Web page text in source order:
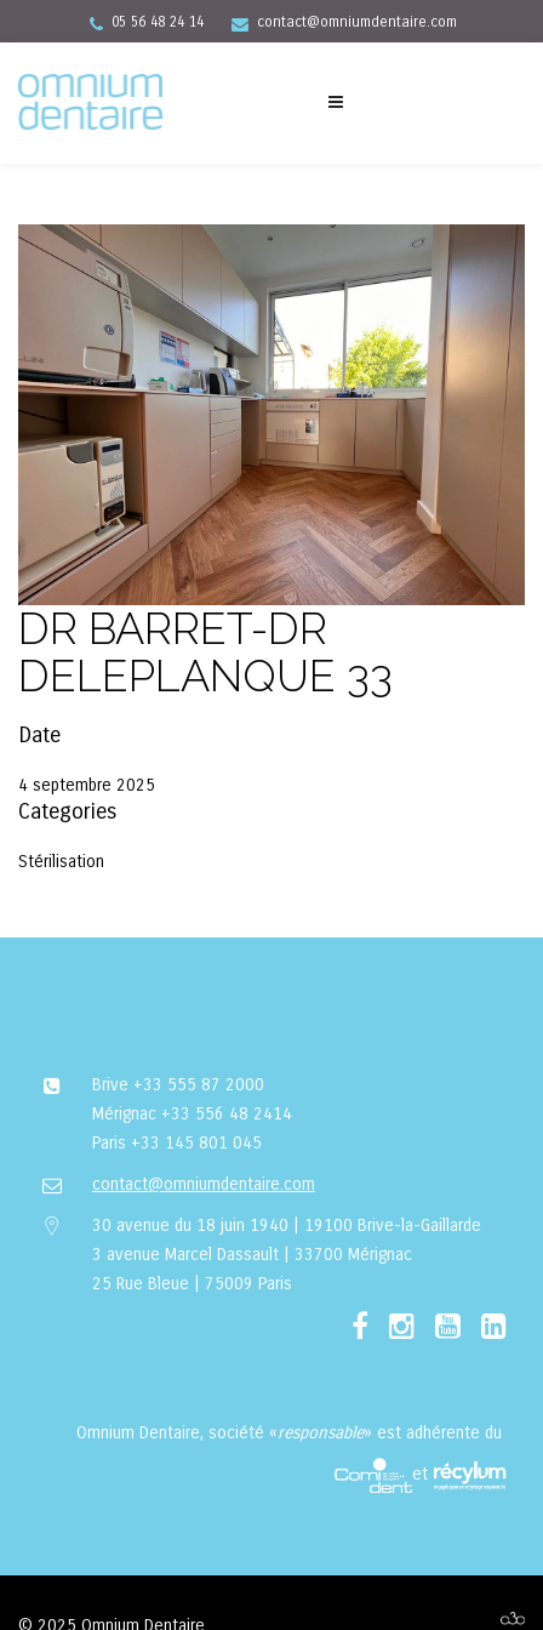
05 56 48 24 14 contact@omniumdentaire.com
DR BARRET-DR
DELEPLANQUE 33
Date
4 septembre 2025
Categories
Stérilisation
Brive +33 555 87 2000
Mérignac +33 556 48 2414
Paris +33 145 801 045
contact@omniumdentaire.com
30 avenue du 18 juin 1940 | 19100 Brive-la-Gaillarde
3 avenue Marcel Dassault | 33700 Mérignac
25 Rue Bleue | 75009 Paris
Omnium Dentaire, société «responsable» est adhérente du
et
© 2025 Omnium Dentaire